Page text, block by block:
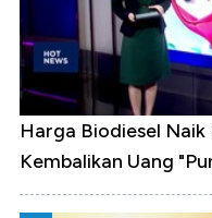
Harga Biodiesel
Kembalikan Uang